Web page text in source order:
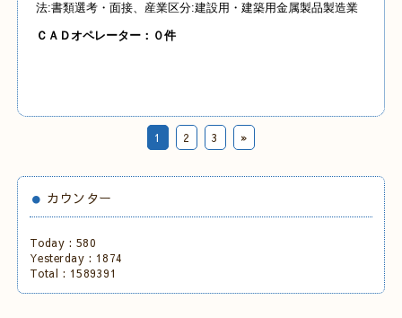
法:書類選考・面接、産業区分:建設用・建築用金属製品製造業
Ｃ ＡＤオペレーター：０件
1 2 3 »
カウンター
Today : 580
Yesterday : 1874
Total : 1589391